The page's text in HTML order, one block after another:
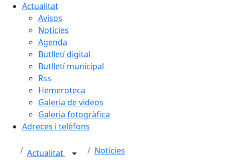
Actualitat
Avisos
Notícies
Agenda
Butlletí digital
Butlletí municipal
Rss
Hemeroteca
Galeria de videos
Galeria fotogràfica
Adreces i telèfons
Actualitat Notícies